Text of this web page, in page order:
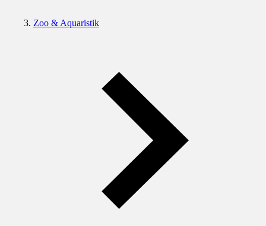
Zoo & Aquaristik